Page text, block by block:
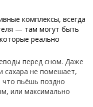
комплексы, всегда
— там могут быть
реально
перед сном. Даже
сахара не помешает,
что пьёшь поздно
или максимально